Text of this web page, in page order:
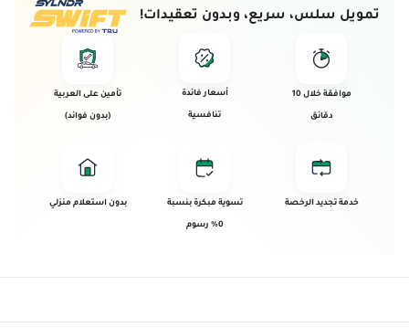
تمويل سلس، سريع، وبدون تعقيدات!
موافقة خلال 10
دقائق
أسعار فائدة
تنافسية
تأمين على العربية
(بدون فوائد)
خدمة تجديد الرخصة تسوية مبكرة بنسبة
0% رسوم
بدون استعلام منزلي